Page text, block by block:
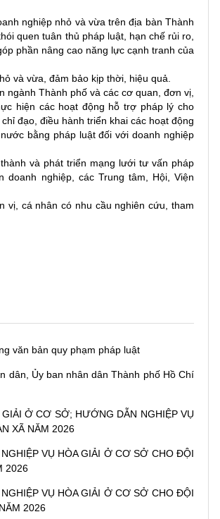
nghiệp nhỏ và vừa trên địa bàn Thành
quen tuân thủ pháp luật, hạn chế rủi ro,
phần nâng cao năng lực cạnh tranh của
và vừa, đảm bảo kịp thời, hiệu quả.
ngành Thành phố và các cơ quan, đơn vị,
hiện các hoạt động hỗ trợ pháp lý cho
đạo, điều hành triển khai các hoạt động
bằng pháp luật đối với doanh nghiệp
và phát triển mạng lưới tư vấn pháp
nghiệp, các Trung tâm, Hội, Viện
vị, cá nhân có nhu cầu nghiên cứu,tham
văn bản quy phạm pháp luật
dân, Ủy ban nhân dân Thành phố Hồ Chí
Ở CƠ SỞ; HƯỚNG DẪN NGHIỆP VỤ
XÃ NĂM 2026
VỤ HÒA GIẢI Ở CƠ SỞ CHO ĐỘI
2026
VỤ HÒA GIẢI Ở CƠ SỞ CHO ĐỘI
2026